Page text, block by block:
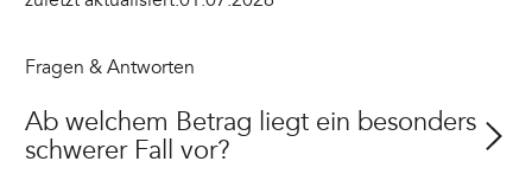
Fragen & Antworten
Ab welchem Betrag liegt ein besonders
schwerer Fall vor?